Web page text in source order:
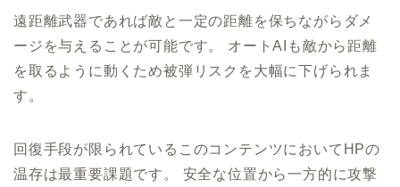
遠距離武器であれば敵と一定の距離を保ちながらダメ
ージを与えることが可能です。 オートAIも敵から距離
を取るように動くため被弾リスクを大幅に下げられま
す。
回復手段が限られているこのコンテンツにおいてHPの
温存は最重要課題です。 安全な位置から一方的に攻撃